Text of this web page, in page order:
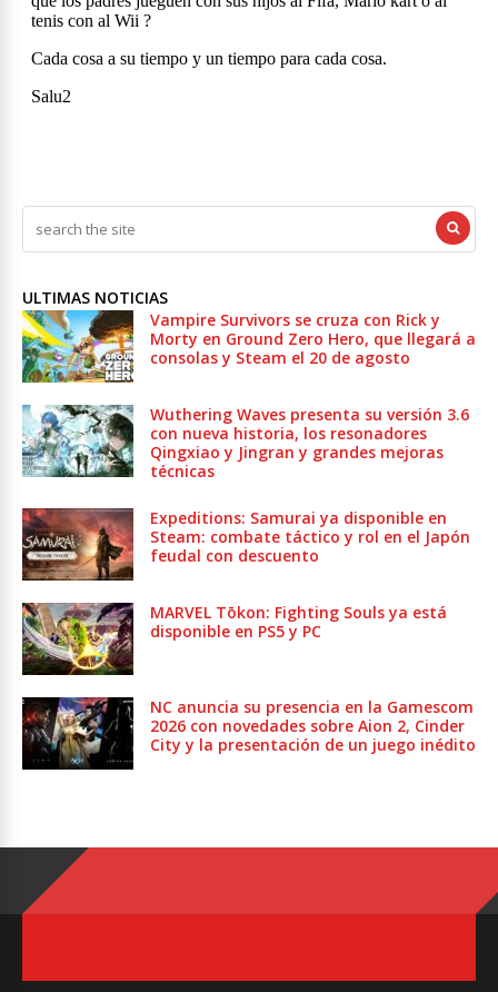
ULTIMAS NOTICIAS
Vampire Survivors se cruza con Rick y
Morty en Ground Zero Hero, que llegará a
consolas y Steam el 20 de agosto
Wuthering Waves presenta su versión 3.6
con nueva historia, los resonadores
Qingxiao y Jingran y grandes mejoras
técnicas
Expeditions: Samurai ya disponible en
Steam: combate táctico y rol en el Japón
feudal con descuento
MARVEL Tōkon: Fighting Souls ya está
disponible en PS5 y PC
NC anuncia su presencia en la Gamescom
2026 con novedades sobre Aion 2, Cinder
City y la presentación de un juego inédito